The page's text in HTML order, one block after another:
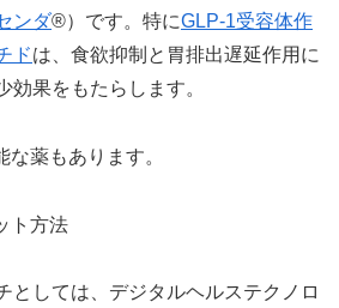
ンダ®）です。特にGLP-1受容体作
ドは、食欲抑制と胃排出遅延作用に
効果をもたらします。
薬もあります。
ト方法
としては、デジタルヘルステクノロ